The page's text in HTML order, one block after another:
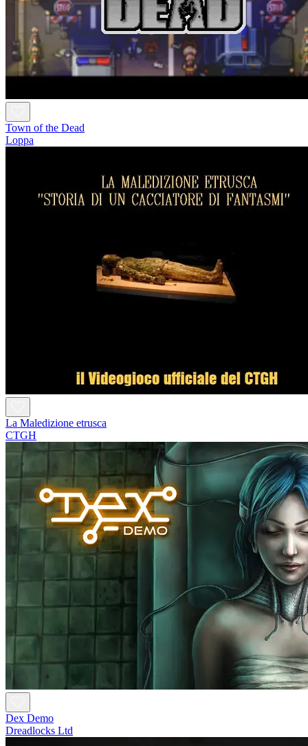
Town of the Dead
Loppa
La Maledizione etrusca
CTGH
Dex Demo
Dreadlocks Ltd